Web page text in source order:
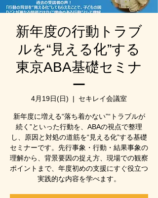
新年度の行動トラブ
ルを“見える化”する
東京ABA基礎セミナ
ー
4月19日(日)
  |
セキレイ会議室
新年度に増える“落ち着かない”“トラブルが
続く”といった行動を、ABAの視点で整理
し、原因と対処の道筋を“見える化”する基礎
セミナーです。先行事象・行動・結果事象の
理解から、背景要因の捉え方、現場での観察
ポイントまで、年度初めの支援にすぐ役立つ
実践的な内容を学べます。